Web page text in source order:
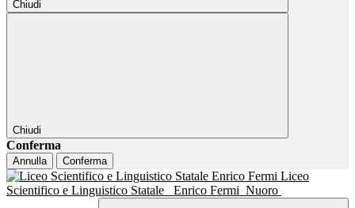
Chiudi
Chiudi
Conferma
Annulla Conferma
Liceo
Scientifico e Linguistico Statale
Enrico Fermi Nuoro